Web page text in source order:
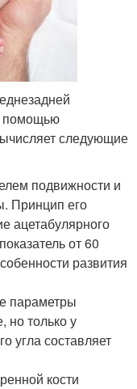
помощью
следующие
подвижности и
Принцип его
ацетабулярного
от 60
развития
параметры
но только у
угла составляет
кости